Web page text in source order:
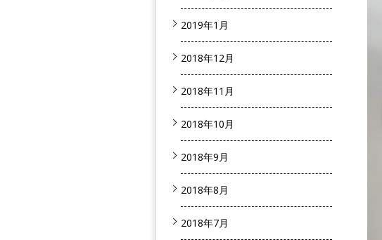
2019年1月
2018年12月
2018年11月
2018年10月
2018年9月
2018年8月
2018年7月